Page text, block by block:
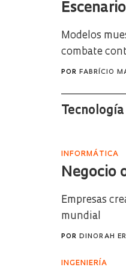
Modelos
combate
POR FABRÍCIO
Tecnología
INFORMÁTICA
Negocio
Empresas
mundial
POR DINORAH
INGENIERÍA